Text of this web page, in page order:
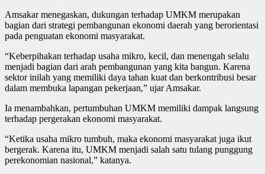
Amsakar menegaskan, dukungan terhadap UMKM merupakan
bagian dari strategi pembangunan ekonomi daerah yang berorientasi
pada penguatan ekonomi masyarakat.
“Keberpihakan terhadap usaha mikro, kecil, dan menengah selalu
menjadi bagian dari arah pembangunan yang kita bangun. Karena
sektor inilah yang memiliki daya tahan kuat dan berkontribusi besar
dalam membuka lapangan pekerjaan,” ujar Amsakar.
Ia menambahkan, pertumbuhan UMKM memiliki dampak langsung
terhadap pergerakan ekonomi masyarakat.
“Ketika usaha mikro tumbuh, maka ekonomi masyarakat juga ikut
bergerak. Karena itu, UMKM menjadi salah satu tulang punggung
perekonomian nasional,” katanya.